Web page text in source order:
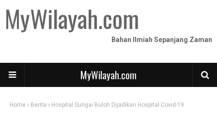
MyWilayah.com
Bahan Ilmiah Sepanjang Zaman
MyWilayah.com
Home Berita Hospital Sungai Buloh Dijadikan Hospital Covid-19